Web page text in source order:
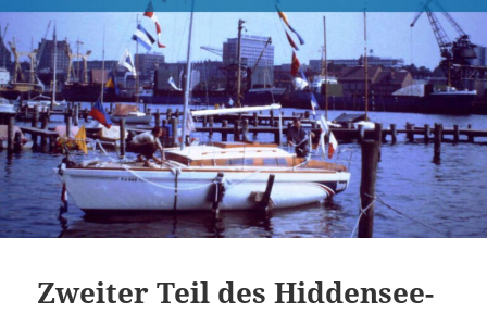
Zweiter Teil des Hiddensee-